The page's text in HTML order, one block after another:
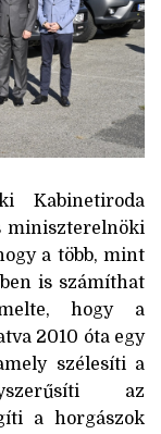
Kabinetiroda
miniszterelnöki
a több, mint
is számíthat
hogy a
2010 óta egy
szélesíti a
az
a horgászok